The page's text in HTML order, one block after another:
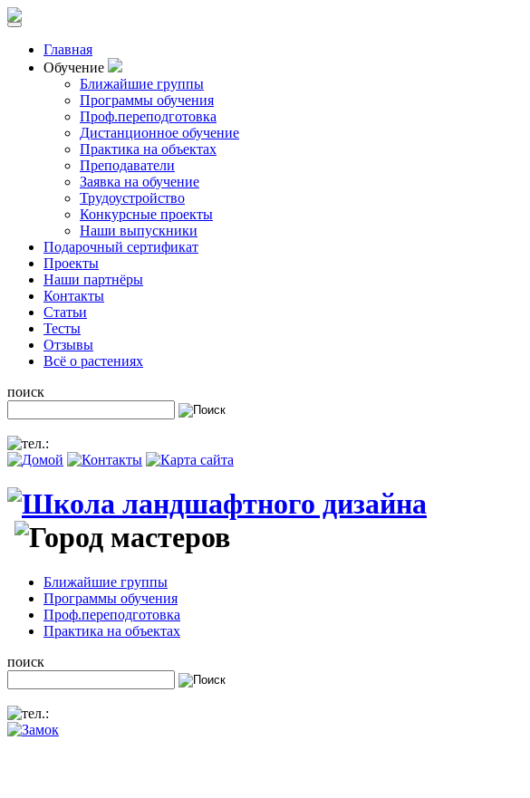
Главная
Обучение
Ближайшие группы
Программы обучения
Проф.переподготовка
Дистанционное обучение
Практика на объектах
Преподаватели
Заявка на обучение
Трудоустройство
Конкурсные проекты
Наши выпускники
Подарочный сертификат
Проекты
Наши партнёры
Контакты
Статьи
Тесты
Отзывы
Всё о растениях
поиск
Ближайшие группы
Программы обучения
Проф.переподготовка
Практика на объектах
поиск